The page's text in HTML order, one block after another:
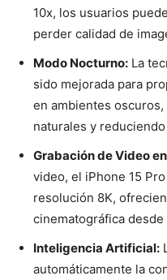
10x, los usuarios
perder calidad de
Modo Nocturno: La
sido mejorada para
en ambientes
naturales y
Grabación de Video
video, el iPhone 15
resolución 8K,
cinematográfica
Inteligencia Artificial:
automáticamente la